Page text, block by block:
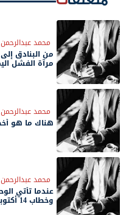
محمد عبدالرحمن
من البنادق
مرآة الفشل
محمد عبدالرحمن
هناك ما هو
محمد عبدالرحمن
عندما تأتي
وخطاب 14 أكتوبر